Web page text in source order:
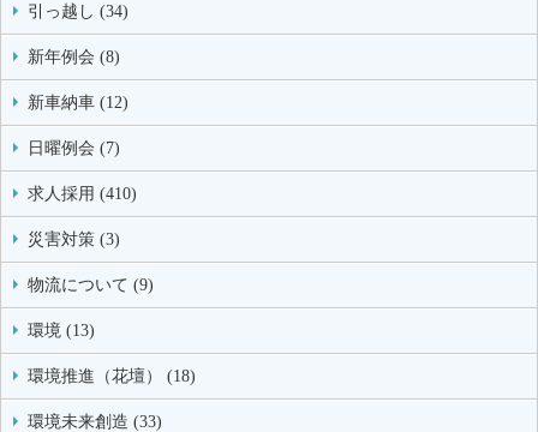
引っ越し (34)
新年例会 (8)
新車納車 (12)
日曜例会 (7)
求人採用 (410)
災害対策 (3)
物流について (9)
環境 (13)
環境推進（花壇） (18)
環境未来創造 (33)